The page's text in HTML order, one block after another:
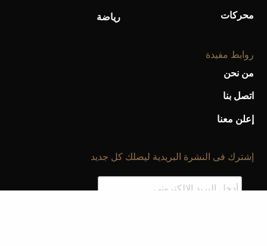
محركات رياضة
روابط مفيدة
من نحن
اتصل بنا
إعلن معنا
إشترك فى النشرة البريدية ليصلك كل جديد